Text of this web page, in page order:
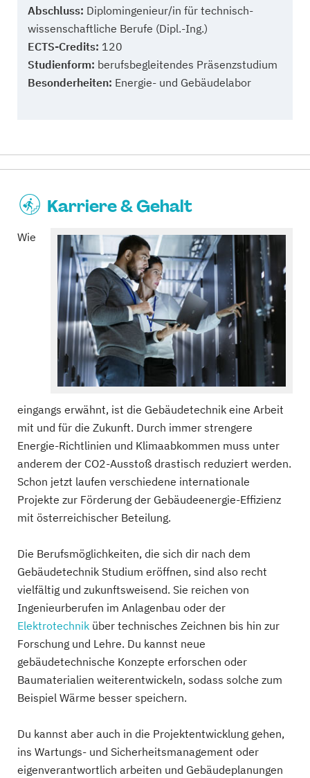
Abschluss: Diplomingenieur/in für technisch-
wissenschaftliche Berufe (Dipl.-Ing.)
ECTS-Credits: 120
Studienform: berufsbegleitendes Präsenzstudium
Besonderheiten: Energie- und Gebäudelabor
Karriere & Gehalt
Wie
eingangs erwähnt, ist die Gebäudetechnik eine Arbeit
mit und für die Zukunft. Durch immer strengere
Energie-Richtlinien und Klimaabkommen muss unter
anderem der CO2-Ausstoß drastisch reduziert werden.
Schon jetzt laufen verschiedene internationale
Projekte zur Förderung der Gebäudeenergie-Effizienz
mit österreichischer Beteilung.
Die Berufsmöglichkeiten, die sich dir nach dem
Gebäudetechnik Studium eröffnen, sind also recht
vielfältig und zukunftsweisend. Sie reichen von
Ingenieurberufen im Anlagenbau oder der
Elektrotechnik über technisches Zeichnen bis hin zur
Forschung und Lehre. Du kannst neue
gebäudetechnische Konzepte erforschen oder
Baumaterialien weiterentwickeln, sodass solche zum
Beispiel Wärme besser speichern.
Du kannst aber auch in die Projektentwicklung gehen,
ins Wartungs- und Sicherheitsmanagement oder
eigenverantwortlich arbeiten und Gebäudeplanungen